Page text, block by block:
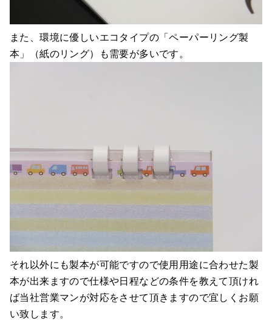
また、環境に優しいエコタイプの「ペーパーリング製
本」（紙のリング）も需要が多いです。
それ以外にも製本が可能ですので使用用途に合わせた製
本が出来ますので仕様や日程などの条件を教えて頂けれ
ば当社営業マンが対応をさせて頂きますので宜しくお願
い致します。